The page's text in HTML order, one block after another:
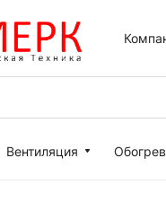
Вентиляция